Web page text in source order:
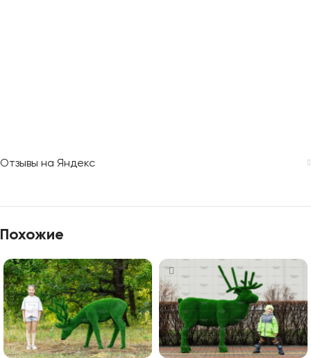
Отзывы на Яндекс
Похожие